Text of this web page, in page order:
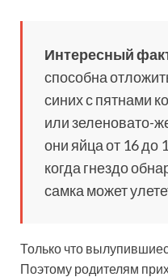
Интересный
способна
синих с пятнами
или зеленовато-
они яйца от 16 до
когда гнездо
самка может
Только что
Поэтому родителям